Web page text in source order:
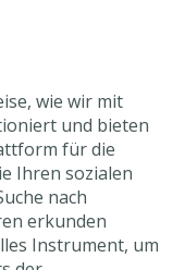
wie wir mit
und bieten
für die
Ihren sozialen
nach
erkunden
Instrument, um